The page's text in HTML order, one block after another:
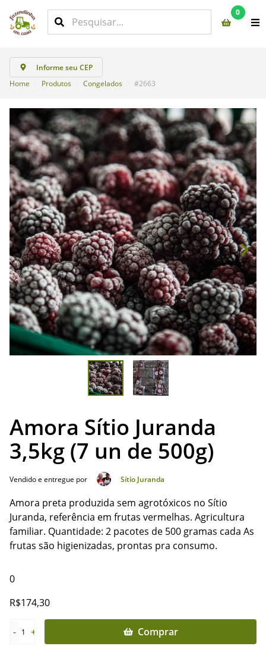
0
Informe seu CEP
Home
Produtos Congelados #2663
Amora Sítio Juranda
3,5kg (7 un de 500g)
Vendido e entregue por Sítio Juranda
Amora preta produzida sem agrotóxicos no Sítio
Juranda, referência em frutas vermelhas. Agricultura
familiar. Quantidade: 2 pacotes de 500 gramas cada As
frutas são higienizadas, prontas pra consumo.
0
R$174,30
- 1 + Comprar